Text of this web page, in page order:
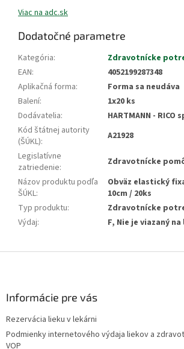
Viac na adc.sk
Dodatočné parametre
Kategória:
Zdravotnícke
EAN:
4052199287348
Aplikačná forma:
Forma sa neudáva
Balení:
1x20 ks
Dodávatelia:
HARTMANN - RICO
Kód štátnej autority
(ŠÚKL):
A21928
Legislatívne
zatriedenie:
Zdravotnícke
Názov produktu podľa
ŠÚKL:
Obväz elastický
10cm / 20ks
Typ produktu:
Zdravotnícke
Výdaj: F, Nie je viazaný
Informácie pre vás
Rezervácia lieku v lekárni
Podmienky internetového výdaja liekov a
VOP